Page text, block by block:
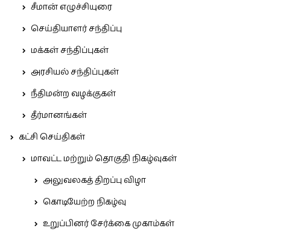
சீமான் எழுச்சியுரை
செய்தியாளர் சந்திப்பு
மக்கள் சந்திப்புகள்
அரசியல் சந்திப்புகள்
நீதிமன்ற வழக்குகள்
தீர்மானங்கள்
கட்சி செய்திகள்
மாவட்ட மற்றும் தொகுதி நிகழ்வுகள்
அலுவலகத் திறப்பு விழா
கொடியேற்ற நிகழ்வு
உறுப்பினர் சேர்க்கை முகாம்கள்